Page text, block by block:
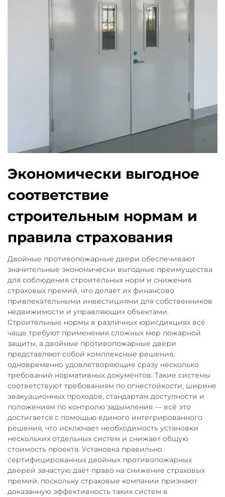
Экономически выгодное
соответствие
строительным нормам и
правила страхования
Двойные противопожарные двери обеспечивают
значительные экономически выгодные преимущества
для соблюдения строительных норм и снижения
страховых премий, что делает их финансово
привлекательными инвестициями для собственников
недвижимости и управляющих объектами.
Строительные нормы в различных юрисдикциях всё
чаще требуют применения сложных мер пожарной
защиты, а двойные противопожарные двери
представляют собой комплексные решения,
одновременно удовлетворяющие сразу несколько
требований нормативных документов. Такие системы
соответствуют требованиям по огнестойкости, ширине
эвакуационных проходов, стандартам доступности и
положениям по контролю задымления — всё это
достигается с помощью единого интегрированного
решения, что исключает необходимость установки
нескольких отдельных систем и снижает общую
стоимость проекта. Установка правильно
сертифицированных двойных противопожарных
дверей зачастую даёт право на снижение страховых
премий, поскольку страховые компании признают
доказанную эффективность таких систем в